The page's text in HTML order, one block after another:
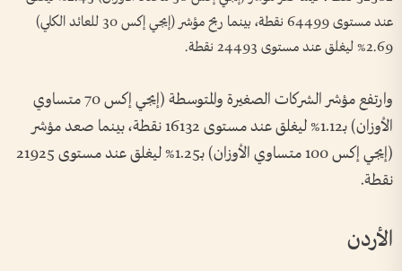
عند مستوى 64499 نقطة، بينما ربح مؤشر (إيجي إكس 30 للعائد الكلي)
2.69% ليغلق عند مستوى 24493 نقطة.
وارتفع مؤشر الشركات الصغيرة والمتوسطة (إيجي إكس 70 متساوي
الأوزان) بـ1.12% ليغلق عند مستوى 16132 نقطة، بينما صعد مؤشر
(إيجي إكس 100 متساوي الأوزان) بـ1.25% ليغلق عند مستوى 21925
نقطة.
الأردن